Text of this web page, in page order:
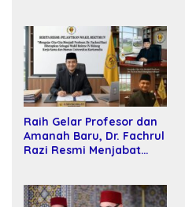
Raih Gelar Profesor dan
Amanah Baru, Dr. Fachrul
Razi Resmi Menjabat